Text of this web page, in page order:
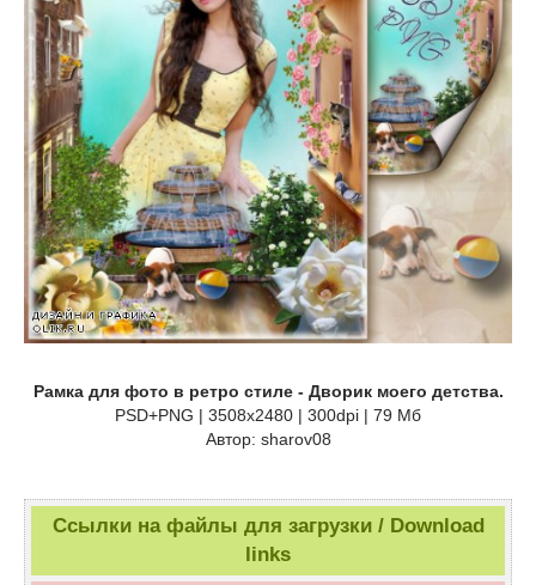
Рамка для фото в ретро стиле - Дворик моего детства.
PSD+PNG | 3508x2480 | 300dpi | 79 Мб
Автор: sharov08
Ссылки на файлы для загрузки / Download
links